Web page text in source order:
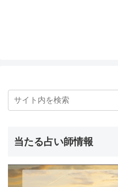
当たる占い師情報